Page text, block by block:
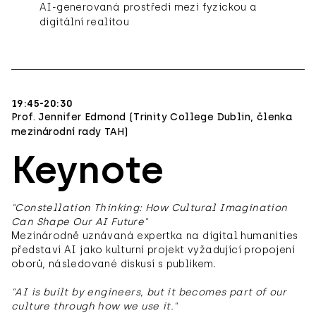
AI-generovaná prostředí mezi fyzickou a
digitální realitou
19:45-20:30
Prof. Jennifer Edmond (Trinity College Dublin, členka
mezinárodní rady TAH)
Keynote
"Constellation Thinking: How Cultural Imagination
Can Shape Our AI Future"
Mezinárodně uznávaná expertka na digital humanities
představí AI jako kulturní projekt vyžadující propojení
oborů, následované diskusí s publikem.
"AI is built by engineers, but it becomes part of our
culture through how we use it."